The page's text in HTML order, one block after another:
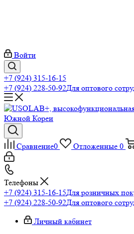
Войти
+7 (924) 315-16-15
+7 (924) 228-50-92Для оптового
Сравнение0 Отложенные 0
Телефоны
+7 (924) 315-16-15Для розничных
+7 (924) 228-50-92Для оптового
Личный кабинет